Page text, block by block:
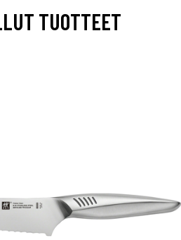
TUOTTEET